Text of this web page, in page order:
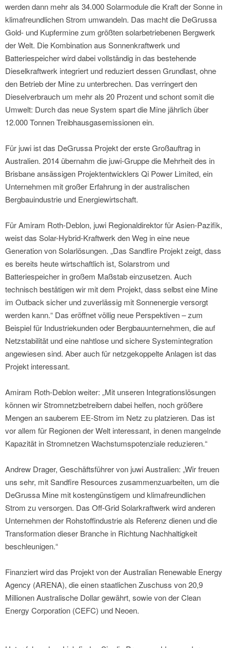
werden dann mehr als 34.000 Solarmodule die Kraft der Sonne in
klimafreundlichen Strom umwandeln. Das macht die DeGrussa
Gold- und Kupfermine zum größten solarbetriebenen Bergwerk
der Welt. Die Kombination aus Sonnenkraftwerk und
Batteriespeicher wird dabei vollständig in das bestehende
Dieselkraftwerk integriert und reduziert dessen Grundlast, ohne
den Betrieb der Mine zu unterbrechen. Das verringert den
Dieselverbrauch um mehr als 20 Prozent und schont somit die
Umwelt: Durch das neue System spart die Mine jährlich über
12.000 Tonnen Treibhausgasemissionen ein.
Für juwi ist das DeGrussa Projekt der erste Großauftrag in
Australien. 2014 übernahm die juwi-Gruppe die Mehrheit des in
Brisbane ansässigen Projektentwicklers Qi Power Limited, ein
Unternehmen mit großer Erfahrung in der australischen
Bergbauindustrie und Energiewirtschaft.
Für Amiram Roth-Deblon, juwi Regionaldirektor für Asien-Pazifik,
weist das Solar-Hybrid-Kraftwerk den Weg in eine neue
Generation von Solarlösungen. „Das Sandfire Projekt zeigt, dass
es bereits heute wirtschaftlich ist, Solarstrom und
Batteriespeicher in großem Maßstab einzusetzen. Auch
technisch bestätigen wir mit dem Projekt, dass selbst eine Mine
im Outback sicher und zuverlässig mit Sonnenergie versorgt
werden kann.“ Das eröffnet völlig neue Perspektiven – zum
Beispiel für Industriekunden oder Bergbauunternehmen, die auf
Netzstabilität und eine nahtlose und sichere Systemintegration
angewiesen sind. Aber auch für netzgekoppelte Anlagen ist das
Projekt interessant.
Amiram Roth-Deblon weiter: „Mit unseren Integrationslösungen
können wir Stromnetzbetreibern dabei helfen, noch größere
Mengen an sauberem EE-Strom im Netz zu platzieren. Das ist
vor allem für Regionen der Welt interessant, in denen mangelnde
Kapazität in Stromnetzen Wachstumspotenziale reduzieren.“
Andrew Drager, Geschäftsführer von juwi Australien: „Wir freuen
uns sehr, mit Sandfire Resources zusammenzuarbeiten, um die
DeGrussa Mine mit kostengünstigem und klimafreundlichen
Strom zu versorgen. Das Off-Grid Solarkraftwerk wird anderen
Unternehmen der Rohstoffindustrie als Referenz dienen und die
Transformation dieser Branche in Richtung Nachhaltigkeit
beschleunigen.“
Finanziert wird das Projekt von der Australian Renewable Energy
Agency (ARENA), die einen staatlichen Zuschuss von 20,9
Millionen Australische Dollar gewährt, sowie von der Clean
Energy Corporation (CEFC) und Neoen.